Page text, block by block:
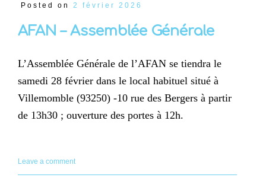
Posted on 2 février 2026
AFAN – Assemblée Générale
L’Assemblée Générale de l’AFAN se tiendra le
samedi 28 février dans le local habituel situé à
Villemomble (93250) -10 rue des Bergers à partir
de 13h30 ; ouverture des portes à 12h.
Leave a comment